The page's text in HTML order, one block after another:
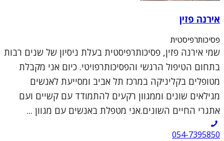
אירנה פזין
פסיכותרפיסטית
שמי אירנה פזין, פסיכותרפיסטית בעלת ניסיון של שנים רבות
בתחום הטיפול הרגשי והפסיכותרפויטי. כיום אני מקבלת
מטופלים בקליניקה במרכז תל אביב ומסייעת לאנשים
מגילאים שונים וממגוון רקעים להתמודד עם קשיים ועם
אתגרי החיים השונים.אני מטפלת באנשים עם מגוון ...
054-7395850